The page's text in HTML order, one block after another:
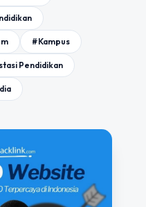
#Kampus
Pendidikan